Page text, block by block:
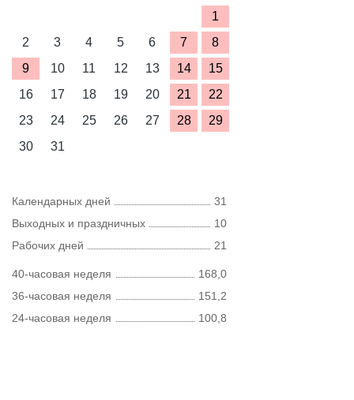
1
2
3 4 5 6 7
8
9
10 11 12 13 14
15
16
17 18 19 20 21
22
23
24 25 26 27 28
29
30
31
Календарных дней
31
Выходных и праздничных
10
Рабочих дней
21
40-часовая неделя
168,0
36-часовая неделя
151,2
24-часовая неделя
100,8